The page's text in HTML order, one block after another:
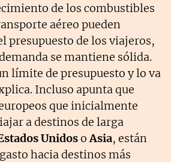
de los combustibles
aéreo pueden
presupuesto de los viajeros,
se mantiene sólida.
límite de presupuesto y lo va
Incluso apunta que
que inicialmente
a destinos de larga
UnidosoAsia, están
hacia destinos más